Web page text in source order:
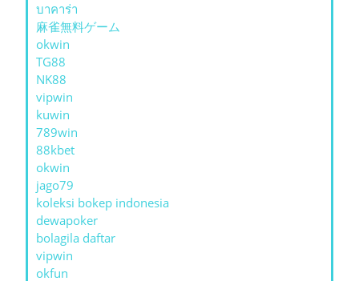
บาคาร่า
麻雀無料ゲーム
okwin
TG88
NK88
vipwin
kuwin
789win
88kbet
okwin
jago79
koleksi bokep indonesia
dewapoker
bolagila daftar
vipwin
okfun